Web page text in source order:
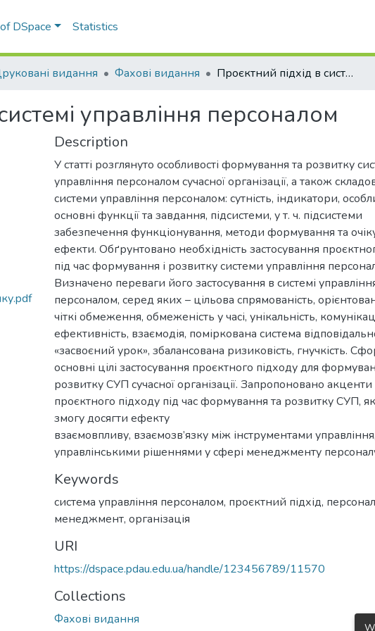
DSpace Statistics
видання Фахові видання Проєктний підхід в системі управління персоналом
управління персоналом
Description
У статті розглянуто особливості формування та розвитку
управління персоналом сучасної організації, а також
системи управління персоналом: сутність, індикатори,
основні функції та завдання, підсистеми, у т. ч. підсистеми
забезпечення функціонування, методи формування та
ефекти. Обґрунтовано необхідність застосування
під час формування і розвитку системи управління
Визначено переваги його застосування в системі
персоналом, серед яких – цільова спрямованість,
чіткі обмеження, обмеженість у часі, унікальність,
ефективність, взаємодія, поміркована система
«засвоєний урок», збалансована ризиковість, гнучкість.
основні цілі застосування проєктного підходу для
розвитку СУП сучасної організації. Запропоновано акценти
проєктного підходу під час формування та розвитку СУП,
змогу досягти ефекту
взаємовпливу, взаємозв’язку між інструментами
управлінськими рішеннями у сфері менеджменту
Keywords
система управління персоналом, проєктний підхід, персонал
менеджмент, організація
URI
https://dspace.pdau.edu.ua/handle/123456789/11570
Collections
Фахові видання